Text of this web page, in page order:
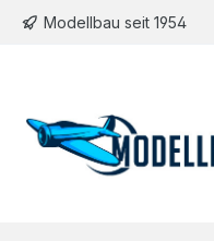
Hauptinhalt springen
Zur Suche springen
Zur Hauptnavigation
Modellbau seit 1954